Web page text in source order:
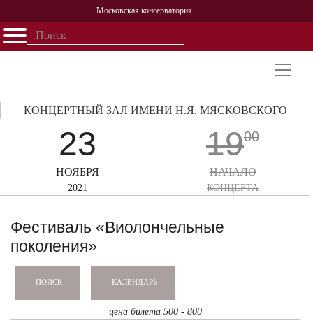
Московская консерватория
Открыть - закрыть
Персоналии
История
23
НОЯБРЯ
2021
КОНЦЕРТНЫЙ ЗАЛ ИМЕНИ Н.Я. МЯСКОВСКОГО
1900
НАЧАЛО
КОНЦЕРТА
Фестиваль «Виолончельные
поколения»
ПОИСК КАЛЕНДАРЬ
цена билета 500 - 800